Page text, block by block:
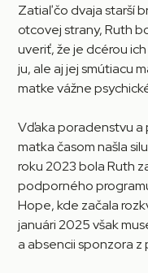
Zatiaľ čo dvaja starší
otcovej strany, Ruth
uveriť, že je dcérou
ju, ale aj jej smútiacu
matke vážne
Vďaka poradenstvu
matka časom našla
roku 2023 bola Ruth
podporného
Hope, kde začala
januári 2025 však
a absencii sponzora